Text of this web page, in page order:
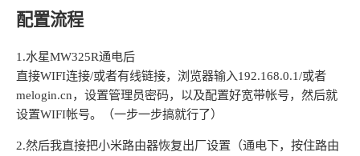
配置流程
1.水星MW325R通电后
直接WIFI连接/或者有线链接，浏览器输入192.168.0.1/或者
melogin.cn，设置管理员密码，以及配置好宽带帐号，然后就
设置WIFI帐号。（一步一步搞就行了）
2.然后我直接把小米路由器恢复出厂设置（通电下，按住路由